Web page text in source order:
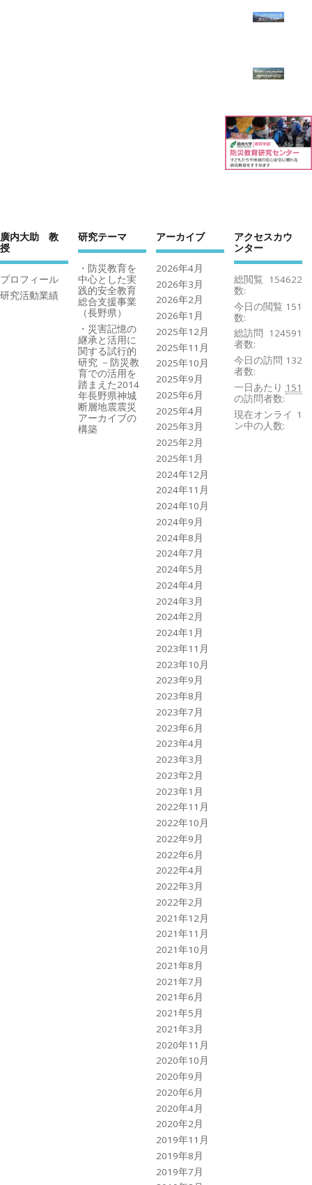
廣内大助 教
授
プロフィール
研究活動業績
研究テーマ
・防災教育を
中心とした実
践的安全教育
総合支援事業
（長野県）
・災害記憶の
継承と活用に
関する試行的
研究 －防災教
育での活用を
踏まえた2014
年長野県神城
断層地震震災
アーカイブの
構築
アーカイブ
2026年4月
2026年3月
2026年2月
2026年1月
2025年12月
2025年11月
2025年10月
2025年9月
2025年6月
2025年4月
2025年3月
2025年2月
2025年1月
2024年12月
2024年11月
2024年10月
2024年9月
2024年8月
2024年7月
2024年5月
2024年4月
2024年3月
2024年2月
2024年1月
2023年11月
2023年10月
2023年9月
2023年8月
2023年7月
2023年6月
2023年4月
2023年3月
2023年2月
2023年1月
2022年11月
2022年10月
2022年9月
2022年6月
2022年4月
2022年3月
2022年2月
2021年12月
2021年11月
2021年10月
2021年8月
2021年7月
2021年6月
2021年5月
2021年3月
2020年11月
2020年10月
2020年9月
2020年6月
2020年4月
2020年2月
2019年11月
2019年8月
2019年7月
アクセスカウ
ンター
154622
総閲覧
数:
151
今日の閲覧
数:
124591
総訪問
者数:
132
今日の訪問
者数:
151
一日あたり
の訪問者数:
1
現在オンライ
ン中の人数: